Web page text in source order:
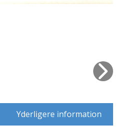
Yderligere information